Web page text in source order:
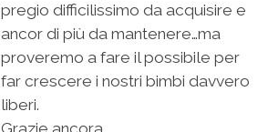
pregio difficilissimo da acquisire e
ancor di più da mantenere…ma
proveremo a fare il possibile per
far crescere i nostri bimbi davvero
liberi.